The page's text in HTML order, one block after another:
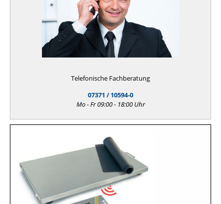
Telefonische Fachberatung
07371 / 10594-0
Mo - Fr 09:00 - 18:00 Uhr